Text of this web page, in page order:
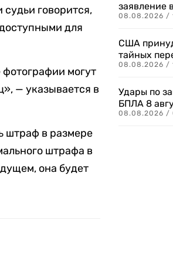
говорится,
для
могут
— указывается в
штраф в размере
штрафа в
она будет
заявление
08.08.2026 /
США
тайных
08.08.2026 /
Удары по
БПЛА 8
08.08.2026 /